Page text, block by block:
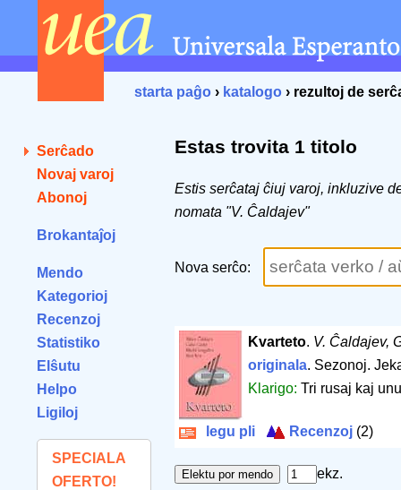
starta paĝo › katalogo › rezultoj de
Serĉado
Novaj varoj
Abonoj
Brokantaĵoj
Mendo
Kategorioj
Recenzoj
Statistiko
Elŝutu
Helpo
Ligiloj
SPECIALA
OFERTO!
Estas trovita 1 titolo
Estis serĉataj ĉiuj varoj, inkluzive
nomata "V. Ĉaldajev"
Nova serĉo:
Kvarteto. V. Ĉaldajev,
originala. Sezonoj.
Klarigo: Tri rusaj kaj
legu pli Recenzoj (2)
ekz.